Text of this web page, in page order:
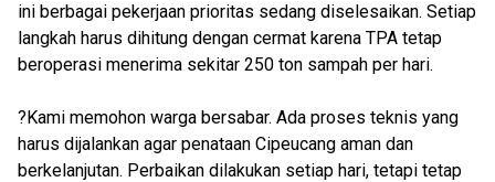
ini berbagai pekerjaan prioritas sedang diselesaikan. Setiap
langkah harus dihitung dengan cermat karena TPA tetap
beroperasi menerima sekitar 250 ton sampah per hari.
?Kami memohon warga bersabar. Ada proses teknis yang
harus dijalankan agar penataan Cipeucang aman dan
berkelanjutan. Perbaikan dilakukan setiap hari, tetapi tetap